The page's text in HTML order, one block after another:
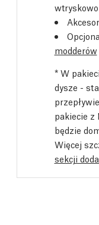
wtryskowo
modderów
* W
dysze -
pakiecie z
będzie
Więcej
sekcji